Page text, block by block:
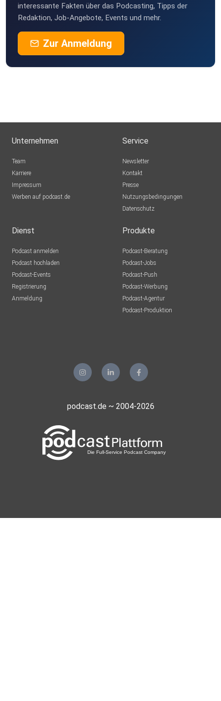
interessante Fakten über das Podcasting, Tipps der
Redaktion, Job-Angebote, Events und mehr.
Zur Anmeldung
Unternehmen
Team
Karriere
Impressum
Werben auf podcast.de
Service
Newsletter
Kontakt
Presse
Nutzungsbedingungen
Datenschutz
Dienst
Podcast anmelden
Podcast hochladen
Podcast-Events
Registrierung
Anmeldung
Produkte
Podcast-Beratung
Podcast-Jobs
Podcast-Push
Podcast-Werbung
Podcast-Agentur
Podcast-Produktion
podcast.de ~ 2004-2026